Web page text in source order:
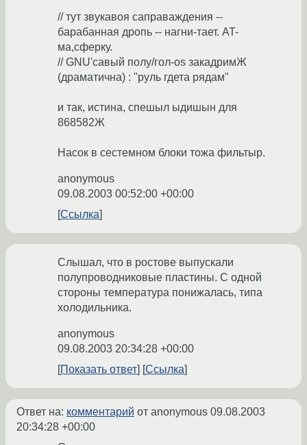
// тут звукавоя саправаждения --
барабанная дропь -- нагни-тает. AT-
ма,сферку.
// GNU'савый полу/гол-os закадримЖ
(драматична) : "руль гдета рядам"
и так, истина, спешыл ыдишын для
868582Ж
Насок в сестемном блоки тожа фильтыр.
anonymous
09.08.2003 00:52:00 +00:00
Ссылка
Слышал, что в ростове выпускали
полупроводниковые пластины. С одной
стороны температура понижалась, типа
холодильника.
anonymous
09.08.2003 20:34:28 +00:00
Показать ответ
Ссылка
Ответ на: комментарий от anonymous 09.08.2003
20:34:28 +00:00